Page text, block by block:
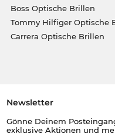
Boss Optische Brillen
Tommy Hilfiger Optische
Carrera Optische Brillen
Newsletter
Gönne Deinem
exklusive Aktionen und